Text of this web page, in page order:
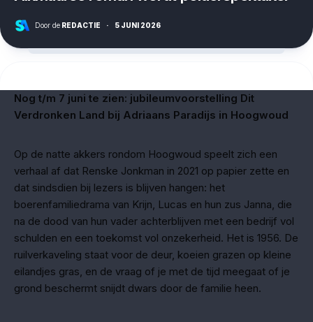
Door de REDACTIE · 5 JUNI 2026
Nog t/m 7 juni te zien: jubileumvoorstelling Dit
Verdronken Land bij Adriaans Paradijs in Hoogwoud
Op de natte akkers rondom Hoogwoud speelt zich een
verhaal af dat Renske Jonkman in 2021 op papier zette en
dat sindsdien bij lezers is blijven hangen: het
boerenfamiliedrama van Krijn, Lucas en hun zus Janna, die
na de dood van hun vader achterblijven met een bedrijf vol
schulden en een toekomst vol onzekerheid. Het is 1956. De
ruilverkaveling staat voor de deur, koeien grazen op kleine
eilandjes gras, en de vraag of je met de tijd meegaat of je
grond beschermt snijdt dwars door de familie heen.